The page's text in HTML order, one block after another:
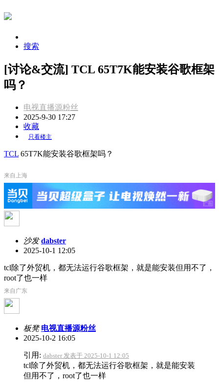
搜索
[讨论&交流] TCL 65T7K能安装谷歌框架
吗？
电视直播源粉丝
2025-9-30 17:27
收藏
只看楼主
TCL 65T7K能安装谷歌框架吗？
来自上海
沙发 dabster
2025-10-1 12:05
tcl除了外贸机，都无法运行谷歌框架，就是能安装但用不了，
root了也一样
来自广东
板凳 电视直播源粉丝
2025-10-2 16:05
引用: dabster 发表于 2025-10-1 12:05
tcl除了外贸机，都无法运行谷歌框架，就是能安装
但用不了，root了也一样